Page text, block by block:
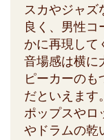
スカやジャズ
良く、男性コ
かに再現して
音場感は横に
ピーカーのも
だといえます。
ポップスやロ
やドラムの乾